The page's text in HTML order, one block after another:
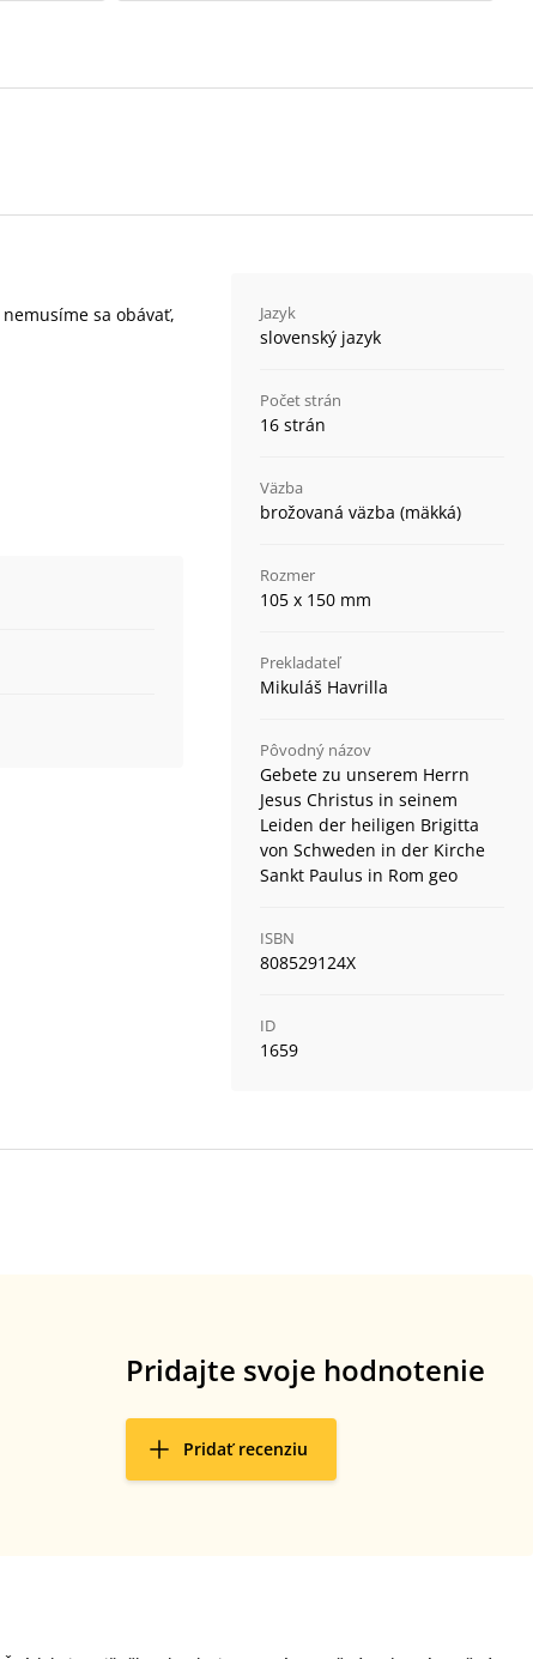
sa obávať,
Jazyk
slovenský jazyk
Počet strán
16 strán
Väzba
brožovaná väzba (mäkká)
Rozmer
105 x 150 mm
Prekladateľ
Mikuláš Havrilla
Pôvodný názov
Gebete zu unserem Herrn
Jesus Christus in seinem
Leiden der heiligen Brigitta
von Schweden in der Kirche
Sankt Paulus in Rom geo
ISBN
808529124X
ID
1659
Pridajte svoje hodnotenie
Pridať recenziu